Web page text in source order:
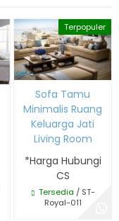
Terpopuler
Sofa Tamu
Minimalis Ruang
Keluarga Jati
Living Room
*Harga Hubungi
CS
Tersedia / ST-
Royal-011